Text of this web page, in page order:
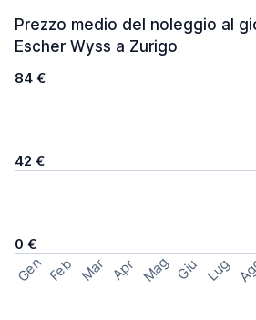
Prezzo medio del noleggio al
Escher Wyss a Zurigo
84 €
42 €
0 €
Gen Feb Mar Apr Mag Giu Lug